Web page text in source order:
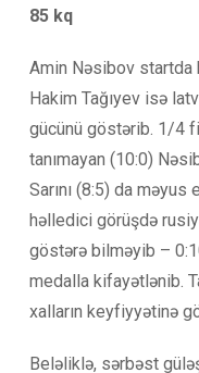
85 kq
Amin Nəsibov startda
Hakim Tağıyev isə
gücünü göstərib. 1/4
tanımayan (10:0)
Sarını (8:5) da məyus
həlledici görüşdə
göstərə bilməyib –
medalla kifayətlənib.
xalların keyfiyyətinə
Beləliklə, sərbəst